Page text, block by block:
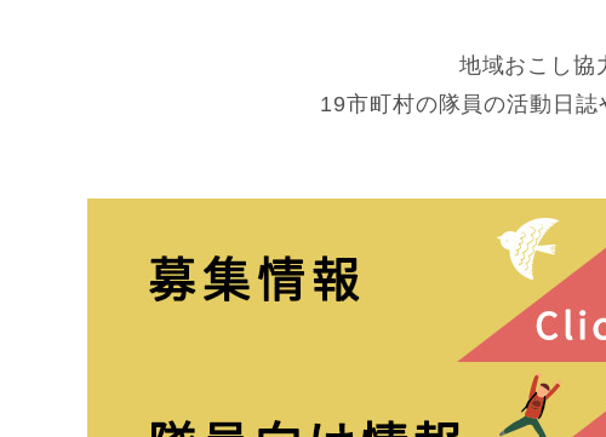
地域おこし協
19市町村の隊員の活動日誌